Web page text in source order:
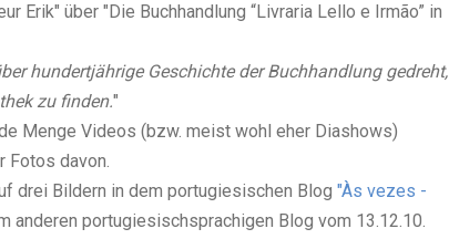
Erik" über "Die Buchhandlung “Livraria Lello e Irmão” in
hundertjährige Geschichte der Buchhandlung gedreht,
zu finden."
Menge Videos (bzw. meist wohl eher Diashows)
Fotos davon.
drei Bildern in dem portugiesischen Blog "Às vezes -
anderen portugiesischsprachigen Blog vom 13.12.10.